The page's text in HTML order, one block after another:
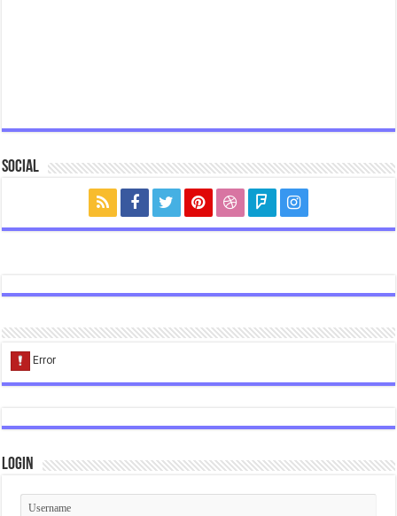
Social
Login